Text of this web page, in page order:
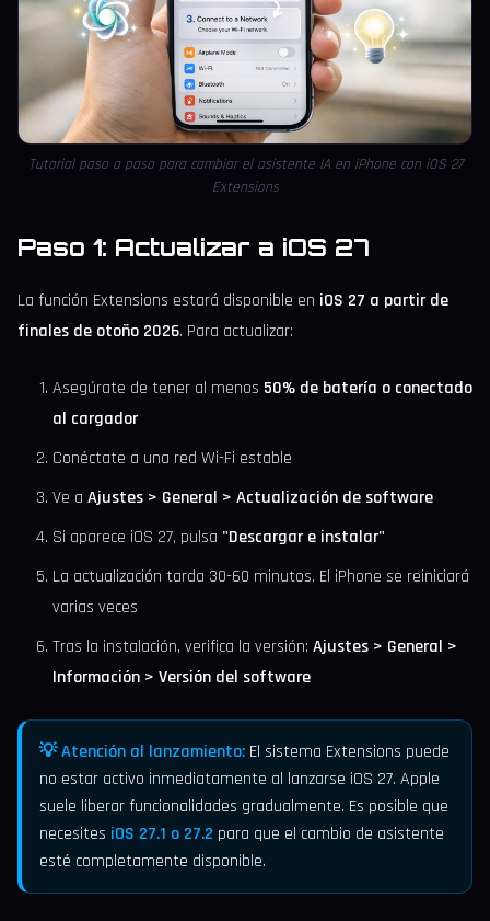
Tutorial paso a paso para cambiar el asistente IA en iPhone con iOS 27
Extensions
Paso 1: Actualizar a iOS 27
La función Extensions estará disponible en iOS 27 a partir de
finales de otoño 2026. Para actualizar:
Asegúrate de tener al menos 50% de batería o conectado
al cargador
Conéctate a una red Wi-Fi estable
Ve a Ajustes > General > Actualización de software
Si aparece iOS 27, pulsa "Descargar e instalar"
La actualización tarda 30-60 minutos. El iPhone se reiniciará
varias veces
Tras la instalación, verifica la versión: Ajustes > General >
Información > Versión del software
💡 Atención al lanzamiento: El sistema Extensions puede
no estar activo inmediatamente al lanzarse iOS 27. Apple
suele liberar funcionalidades gradualmente. Es posible que
necesites iOS 27.1 o 27.2 para que el cambio de asistente
esté completamente disponible.